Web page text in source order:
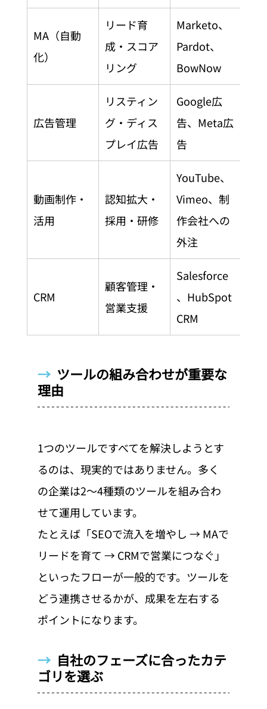
MA（自動
化）
リード育
成・スコア
リング
Marketo、
Pardot、
BowNow
広告管理
リスティン
グ・ディス
プレイ広告
Google広
告、Meta広
告
動画制作・
活用
認知拡大・
採用・研修
YouTube、
Vimeo、制
作会社への
外注
CRM
顧客管理・
営業支援
Salesforce
、HubSpot
CRM
→ ツールの組み合わせが重要な
理由
1つのツールですべてを解決しようとす
るのは、現実的ではありません。多く
の企業は2〜4種類のツールを組み合わ
せて運用しています。
たとえば「SEOで流入を増やし → MAで
リードを育て → CRMで営業につなぐ」
といったフローが一般的です。ツールを
どう連携させるかが、成果を左右する
ポイントになります。
→ 自社のフェーズに合ったカテ
ゴリを選ぶ